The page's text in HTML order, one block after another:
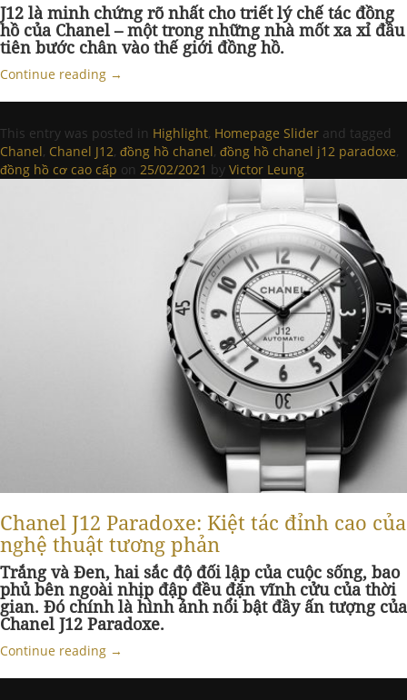
J12 là minh chứng rõ nhất cho triết lý chế tác đồng
hồ của Chanel – một trong những nhà mốt xa xỉ đầu
tiên bước chân vào thế giới đồng hồ.
Continue reading →
This entry was posted in Highlight, Homepage Slider and tagged
Chanel, Chanel J12, đồng hồ chanel, đồng hồ chanel j12 paradoxe,
đồng hồ cơ cao cấp on 25/02/2021 by Victor Leung.
Chanel J12 Paradoxe: Kiệt tác đỉnh cao của
nghệ thuật tương phản
Trắng và Đen, hai sắc độ đối lập của cuộc sống, bao
phủ bên ngoài nhịp đập đều đặn vĩnh cửu của thời
gian. Đó chính là hình ảnh nổi bật đầy ấn tượng của
Chanel J12 Paradoxe.
Continue reading →